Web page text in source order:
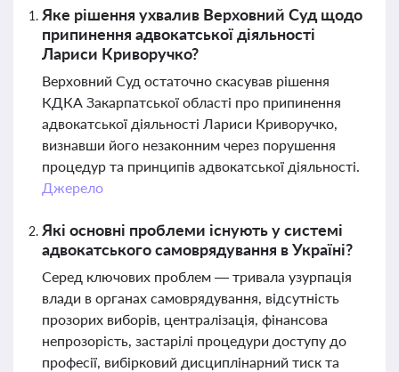
Яке рішення ухвалив Верховний Суд щодо
припинення адвокатської діяльності
Лариси Криворучко?
Верховний Суд остаточно скасував рішення
КДКА Закарпатської області про припинення
адвокатської діяльності Лариси Криворучко,
визнавши його незаконним через порушення
процедур та принципів адвокатської діяльності.
Джерело
Які основні проблеми існують у системі
адвокатського самоврядування в Україні?
Серед ключових проблем — тривала узурпація
влади в органах самоврядування, відсутність
прозорих виборів, централізація, фінансова
непрозорість, застарілі процедури доступу до
професії, вибірковий дисциплінарний тиск та